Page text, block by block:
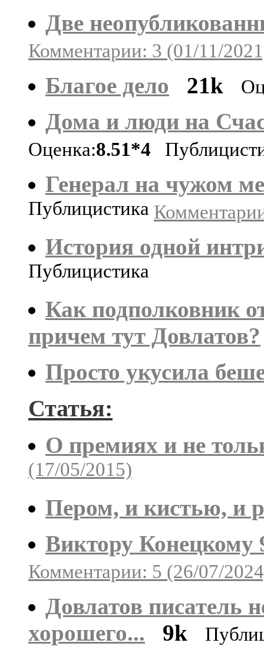
Две
Комментарии: 3 (01/11/
Благое дело 21k
Дома и люди на
Оценка:8.51*4
Генерал на чужом
Публицистика
История одной
Публицистика
Как подполковник
причем тут Довлатов?
Просто укусила
Статья:
О премиях и не
(17/05/2015)
Пером, и кистью, и
Виктору Конецкому
Комментарии: 5 (26/07/
Довлатов писатель
хорошего...
9k